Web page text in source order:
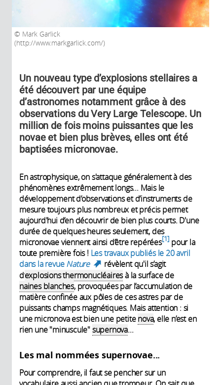
Mark Garlick
(http://www.markgarlick.com/)
Un nouveau type d’explosions stellaires a
été découvert par une équipe
d’astronomes notamment grâce à des
observations du Very Large Telescope. Un
million de fois moins puissantes que les
novae et bien plus brèves, elles ont été
baptisées micronovae.
En astrophysique, on s'attaque généralement à des
phénomènes extrêmement longs... Mais le
développement d’observations et d’instruments de
mesure toujours plus nombreux et précis permet
aujourd'hui d’en découvrir de bien plus courts. D'une
durée de quelques heures seulement, des
micronovae viennent ainsi d’être repérées 1 pour la
toute première fois ! Les travaux publiés le 20 avril
dans la revueNature (link is external)
révèlent qu'il s’agit
d’explosions thermonucléairesà la surface de
naines blanches, provoquées par l’accumulation de
matière confinée aux pôles de ces astres par de
puissants champs magnétiques. Mais attention : si
une micronova est bien une petitenova, elle n’est en
rien une "minuscule"supernova...
Les mal nommées supernovae...
Pour comprendre, il faut se pencher sur un